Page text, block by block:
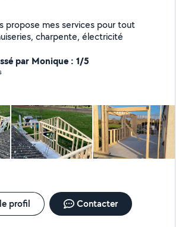
charpente, électricité
par Monique : 1/5
profil Contacter